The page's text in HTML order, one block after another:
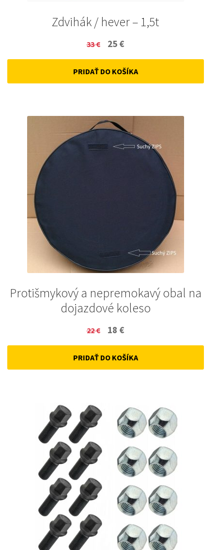
Zdvihák / hever – 1,5t
33€
Original
price
was:
25 €
price
is:
PRIDAŤ DO KOŠÍKA
Protišmykový a nepremokavý obal na
dojazdové koleso
22€
Original
price
was:
18 €
price
is:
PRIDAŤ DO KOŠÍKA